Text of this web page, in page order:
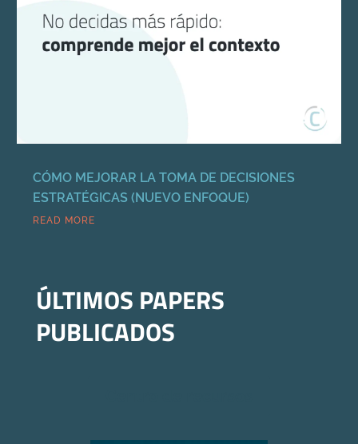
CÓMO MEJORAR LA TOMA DE DECISIONES
ESTRATÉGICAS (NUEVO ENFOQUE)
READ MORE
ÚLTIMOS PAPERS
PUBLICADOS